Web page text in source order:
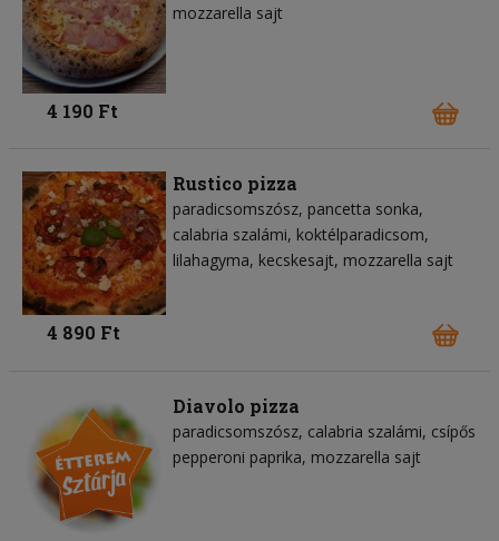
mozzarella sajt
4 190 Ft
Rustico pizza
paradicsomszósz pancetta sonka
calabria szalámi koktélparadicsom
lilahagyma kecskesajt mozzarella sajt
4 890 Ft
Diavolo pizza
paradicsomszósz calabria szalámi csípős
pepperoni paprika mozzarella sajt